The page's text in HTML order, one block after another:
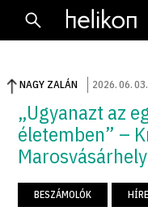
NAGY ZALÁN 2026.06.03.
„Ugyanazt az
életemben” –
BESZÁMOLÓK